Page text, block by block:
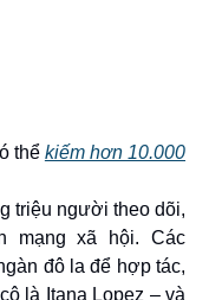
thể kiếm hơn 10.000
triệu người theo dõi,
mạng xã hội. Các
đô la để hợp tác,
là Itana Lopez – và